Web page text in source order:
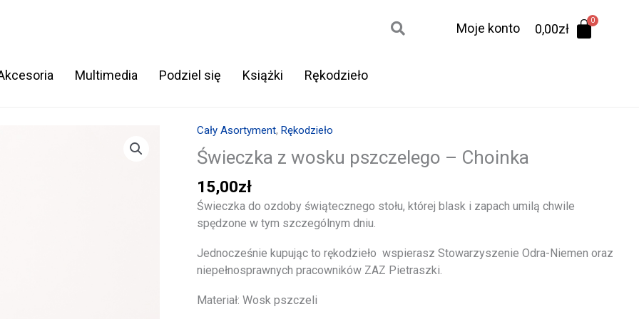
Moje konto 0,00zł
Multimedia Podziel się Książki Rękodzieło
Cały Asortyment, Rękodzieło
Świeczka z wosku pszczelego – Choinka
15,00zł
Świeczka do ozdoby świątecznego stołu, której blask i zapach umilą chwile
spędzone w tym szczególnym dniu.
Jednocześnie kupując to rękodzieło wspierasz Stowarzyszenie Odra-Niemen oraz
niepełnosprawnych pracowników ZAZ Pietraszki.
Materiał: Wosk pszczeli
ilość
Świeczka
z
wosku
pszczelego
–